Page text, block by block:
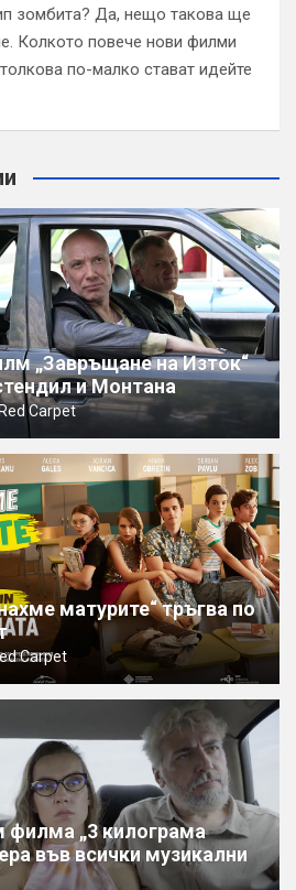
зомбита? Да, нещо такова ще
Колкото повече нови филми
по-малко стават идейте
„Завръщане на Изток“
и Монтана
Red Carpet
матурите“ тръгва по
Carpet
филма „3 килограма
във всички музикални